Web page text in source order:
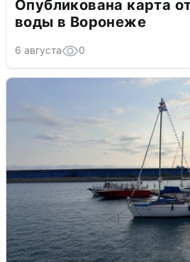
Опубликована карта
воды в Воронеже
6 августа 0